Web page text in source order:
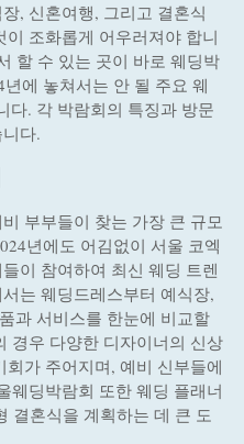
, 신혼여행, 그리고 결혼식
조화롭게 어우러져야 합니
할 수 있는 곳이 바로 웨딩박
에 놓쳐서는 안 될 주요 웨
다. 각 박람회의 특징과 방문
다.
부부들이 찾는 가장 큰 규모
년에도 어김없이 서울 코엑
이 참여하여 최신 웨딩 트렌
는 웨딩드레스부터 예식장,
과 서비스를 한눈에 비교할
경우 다양한 디자이너의 신상
가 주어지며, 예비 신부들에
웨딩박람회 또한 웨딩 플래너
결혼식을 계획하는 데 큰 도